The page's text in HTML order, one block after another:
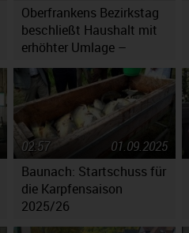
Oberfrankens Bezirkstag
beschließt Haushalt mit
erhöhter Umlage –
Massiv gestiegene
Kosten werfen Fragen auf
Baunach: Startschuss für
die Karpfensaison
2025/26
01.09.2025
02:57